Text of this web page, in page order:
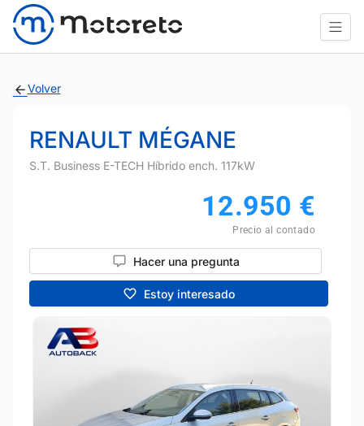
Volver
RENAULT MÉGANE
S.T. Business E-TECH Híbrido ench. 117kW
12.950 €
Precio al contado
Hacer una pregunta
Estoy interesado